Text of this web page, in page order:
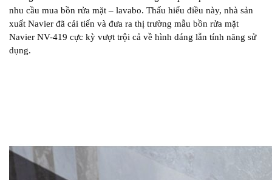
nhu cầu mua bồn rửa mặt – lavabo. Thấu hiểu điều này, nhà sản
xuất Navier đã cải tiến và đưa ra thị trường mẫu bồn rửa mặt
Navier NV-419 cực kỳ vượt trội cả về hình dáng lẫn tính năng sử
dụng.